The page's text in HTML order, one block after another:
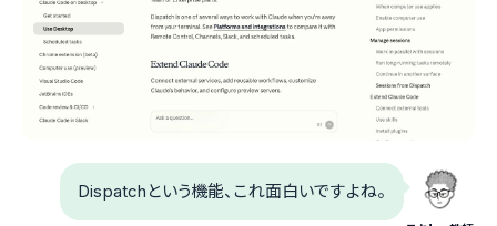
Dispatchという機能、これ面白いですよね。